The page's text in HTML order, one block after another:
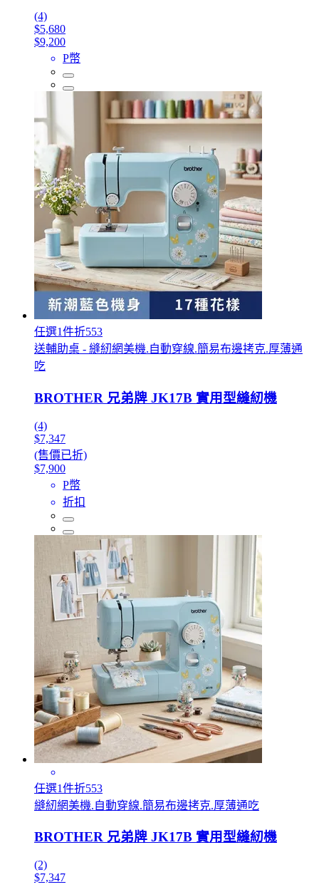
(4)
$5,680
$9,200
P幣
任選1件折553
送輔助桌 - 縫紉網美機.自動穿線.簡易布邊拷克.厚薄通
吃
BROTHER 兄弟牌 JK17B 實用型縫紉機
(4)
$7,347
(售價已折)
$7,900
P幣
折扣
任選1件折553
縫紉網美機.自動穿線.簡易布邊拷克.厚薄通吃
BROTHER 兄弟牌 JK17B 實用型縫紉機
(2)
$7,347